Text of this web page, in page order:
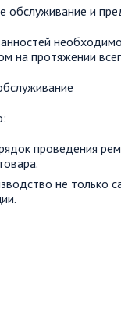
обслуживание и
на протяжении
проведения
не только